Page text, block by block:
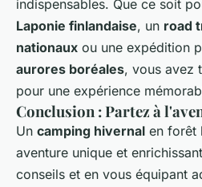
indispensables. Que ce soit
Laponie finlandaise, un road
nationaux ou une expédition
aurores boréales, vous avez
pour une expérience
Conclusion : Partez à
Un camping hivernal en forêt
aventure unique et
conseils et en vous équipant